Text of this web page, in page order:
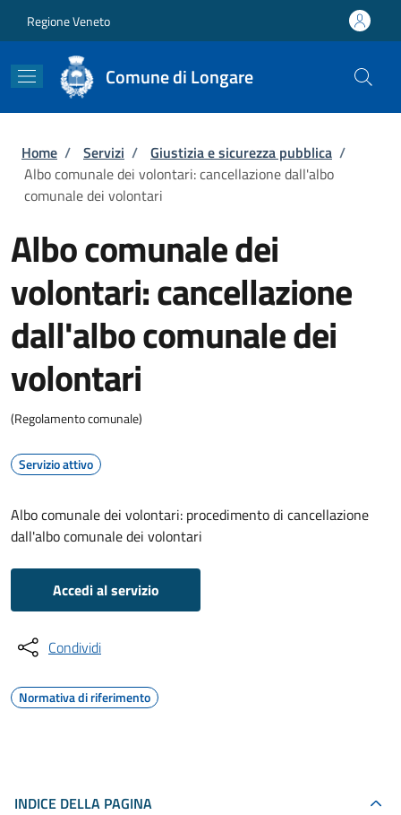
Regione Veneto
Comune di Longare
Briciole di pane
Home / Servizi / Giustizia e sicurezza pubblica /
Albo comunale dei volontari: cancellazione dall'albo
comunale dei volontari
Albo comunale dei
volontari: cancellazione
dall'albo comunale dei
volontari
(Regolamento comunale)
Servizio attivo
Albo comunale dei volontari: procedimento di cancellazione
dall'albo comunale dei volontari
Accedi al servizio
Condividi
Normativa di riferimento
INDICE DELLA PAGINA